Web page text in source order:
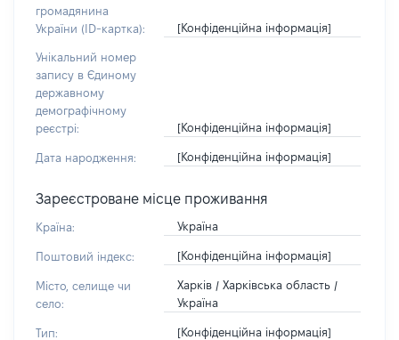
громадянина
України (ID-картка):
[Конфіденційна інформація]
Унікальний номер
запису в Єдиному
державному
демографічному
реєстрі:
[Конфіденційна інформація]
Дата народження: [Конфіденційна інформація]
Зареєстроване місце проживання
Країна: Україна
Поштовий індекс: [Конфіденційна інформація]
Місто, селище чи
село:
Харків / Харківська область /
Україна
Тип: [Конфіденційна інформація]